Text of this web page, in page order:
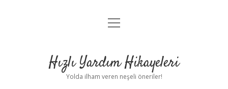
Anasayfa
Yasal Uyarı
menüyü
Hızlı Yardım Hikayeleri
Yolda ilham veren neşeli öneriler!